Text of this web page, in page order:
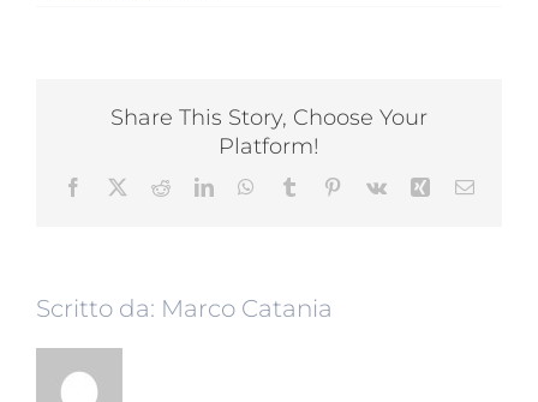
Share This Story, Choose Your
Platform!
Facebook RedditLinkedInWhatsApp
Tumblr Pinterest
Vk Xing Email
Scritto da: Marco Catania